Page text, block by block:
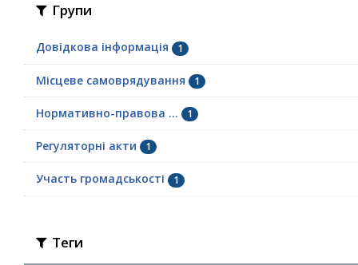
Групи
Довідкова інформація 1
Місцеве самоврядування 1
Нормативно-правова ... 1
Регуляторні акти 1
Участь громадськості 1
Теги